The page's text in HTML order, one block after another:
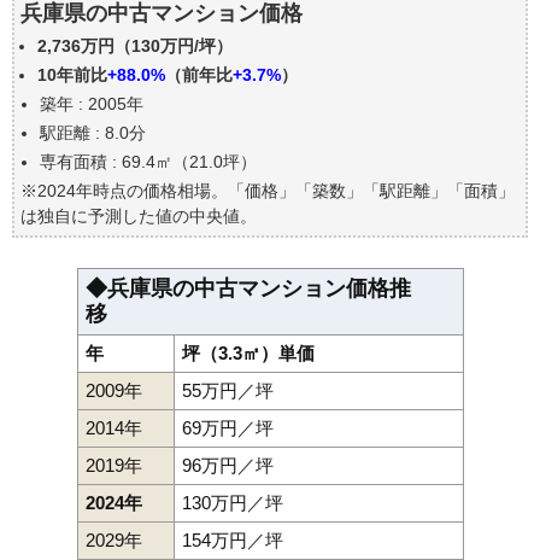
築年数で価格はどうなる？
兵庫県の中古マンションの過去の売買事例
公示地価はいくら
エリアの将来性を人口予想から検討しよう
自分の年収でいくらの不動産が買える？
兵庫県の中古マンション価格
2,736万円（130万円/坪）
10年前比+88.0% （前年比+3.7%）
築年 : 2005年
駅距離 : 8.0分
専有面積 : 69.4㎡（21.0坪）
※2024年時点の価格相場。「価格」「築数」「駅距離」「面積」
は独自に予測した値の中央値。
◆兵庫県の中古マンション価格推
移
年
坪（3.3㎡）単価
2009年
55万円／坪
2014年
69万円／坪
2019年
96万円／坪
2024年
130万円／坪
2029年
154万円／坪